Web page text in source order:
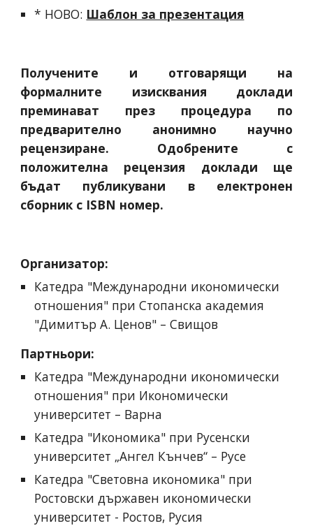
* НОВО: Шаблон за презентация
Получените и отговарящи на
формалните изисквания доклади
преминават през процедура по
предварително анонимно научно
рецензиране. Одобрените с
положителна рецензия доклади ще
бъдат публикувани в електронен
сборник с ISBN номер.
Организатор:
Катедра "Международни икономически
отношения" при Стопанска академия
"Димитър А. Ценов" – Свищов
Партньори:
Катедра "Международни икономически
отношения" при Икономически
университет – Варна
Катедра "Икономика" при Русенски
университет „Ангел Кънчев“ – Русе
Катедра "Световна икономика" при
Ростовски държавен икономически
университет - Ростов, Русия